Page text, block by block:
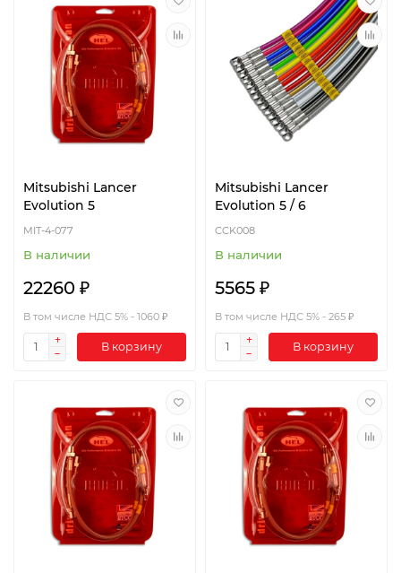
Mitsubishi Lancer
Evolution 5
MIT-4-077
В наличии
22260 ₽
В том числе НДС 5% - 1060 ₽
В корзину
Mitsubishi Lancer
Evolution 5 / 6
CCK008
В наличии
5565 ₽
В том числе НДС 5% - 265 ₽
В корзину